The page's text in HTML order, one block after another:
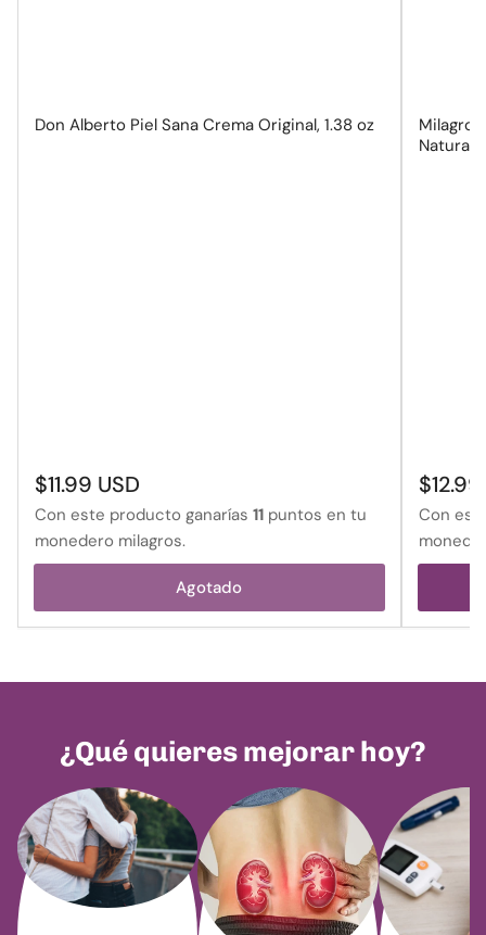
Don Alberto Piel Sana Crema Original, 1.38 oz
Precio
regular
$11.99 USD
Con este producto ganarías 11 puntos en tu
monedero milagros.
Agotado
Natural,
Precio
regular
Con
¿Qué quieres mejorar hoy?